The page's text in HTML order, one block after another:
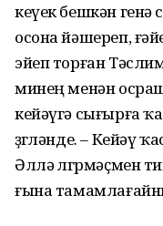
кеүек бешкән
осона йәшереп,
эйеп торған
минең менән
кейәүгә сығырға
өҙгөләнде. –
Әллә өлгөрмәҫмен
ғына